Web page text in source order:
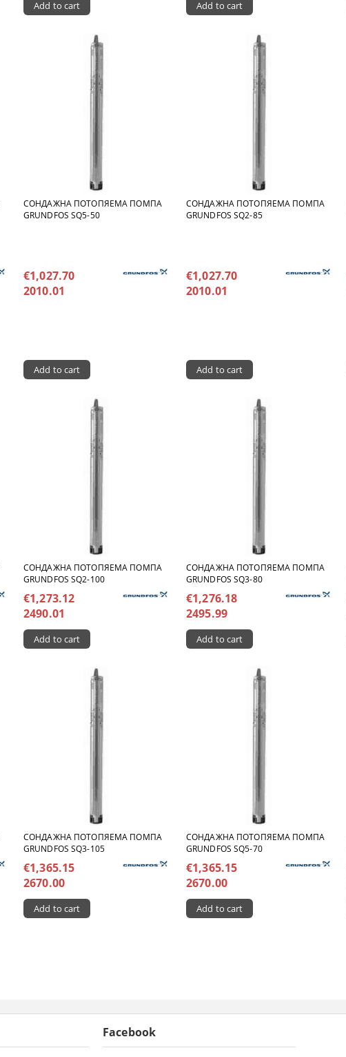
СОНДАЖНА ПОТОПЯЕМА ПОМПА
GRUNDFOS SQ5-50
€1,027.70
2010.01
СОНДАЖНА ПОТОПЯЕМА ПОМПА
GRUNDFOS SQ2-85
€1,027.70
2010.01
СОНДАЖНА ПОТОПЯЕМА ПОМПА
GRUNDFOS SQ2-100
€1,273.12
2490.01
СОНДАЖНА ПОТОПЯЕМА ПОМПА
GRUNDFOS SQ3-80
€1,276.18
2495.99
СОНДАЖНА ПОТОПЯЕМА ПОМПА
GRUNDFOS SQ3-105
€1,365.15
2670.00
СОНДАЖНА ПОТОПЯЕМА ПОМПА
GRUNDFOS SQ5-70
€1,365.15
2670.00
Facebook